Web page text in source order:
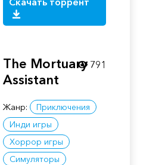
The Mortuary
Assistant
Жанр:
Приключения
Инди игры
Хоррор игры
Симуляторы
791